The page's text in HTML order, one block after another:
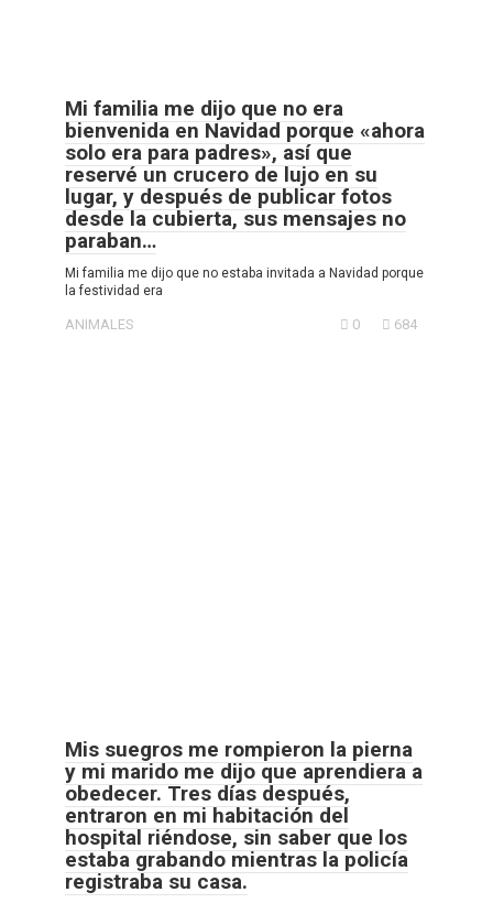
Mi familia me dijo que no era
bienvenida en Navidad porque «ahora
solo era para padres», así que
reservé un crucero de lujo en su
lugar, y después de publicar fotos
desde la cubierta, sus mensajes no
paraban…
Mi familia me dijo que no estaba invitada a Navidad porque
la festividad era
ANIMALES 0 684
Mis suegros me rompieron la pierna
y mi marido me dijo que aprendiera a
obedecer. Tres días después,
entraron en mi habitación del
hospital riéndose, sin saber que los
estaba grabando mientras la policía
registraba su casa.